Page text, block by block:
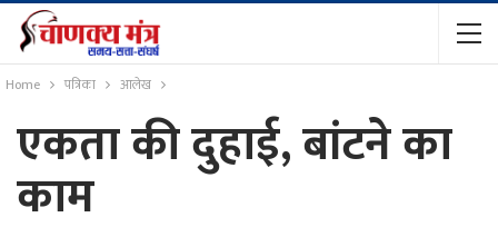
Home पत्रिका आलेख
एकता की दुहाई, बांटने का
काम